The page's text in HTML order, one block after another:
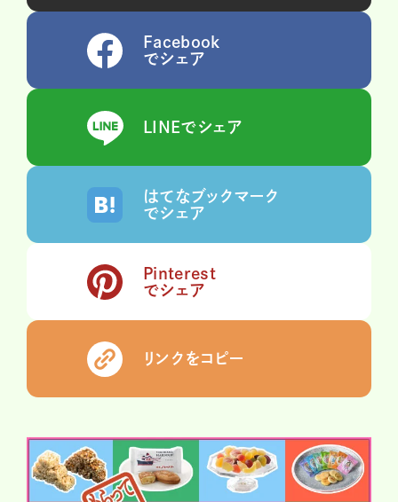
Facebook
でシェア
LINEでシェア
はてなブックマーク
でシェア
Pinterest
でシェア
リンクをコピー